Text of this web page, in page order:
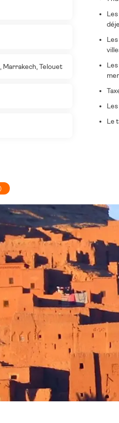
Marrakech, Telouet
Le